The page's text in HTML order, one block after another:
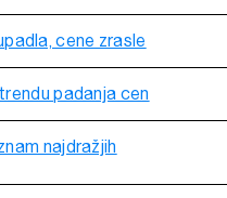
cene zrasle
padanja cen
najdražjih